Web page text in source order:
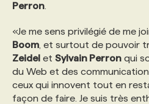
Perron
«Je me sens privilégié de me
Boom , et surtout de pouvoir
Zeidel et Sylvain Perron qui
du Web et des
ceux qui innovent tout en
façon de faire. Je suis très